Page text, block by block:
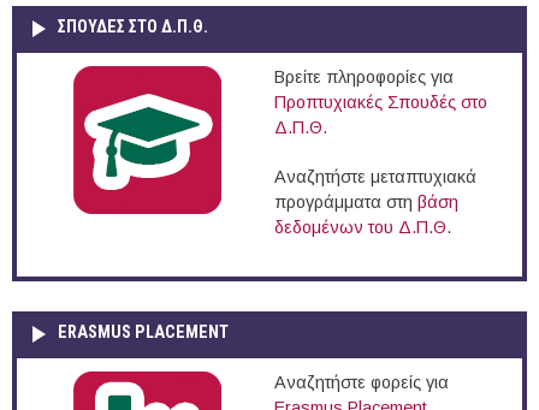
ΣΠΟΥΔΈΣ ΣΤΟ Δ.Π.Θ.
Βρείτε πληροφορίες για
Προπτυχιακές Σπουδές στο
Δ.Π.Θ.
Αναζητήστε μεταπτυχιακά
προγράμματα στη βάση
δεδομένων του Δ.Π.Θ.
ERASMUS PLACEMENT
Αναζητήστε φορείς για